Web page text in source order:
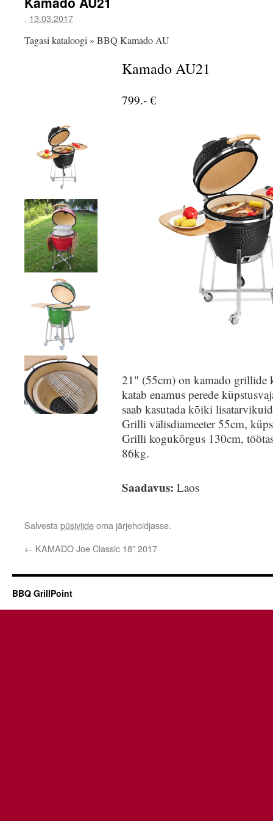
, 13.03.2017
Tagasi kataloogi
BBQ Kamado AU
Kamado AU21
799.- €
21" (55cm) on kamado grillide
katab enamus perede
saab kasutada kõiki lisatarvikuid
Grilli välisdiameeter 55cm,
Grilli kogukõrgus 130cm,
86kg.
Saadavus: Laos
Salvesta püsiviideoma järjehoidjasse.
← KAMADO Joe Classic 18” 2017
BBQ GrillPoint